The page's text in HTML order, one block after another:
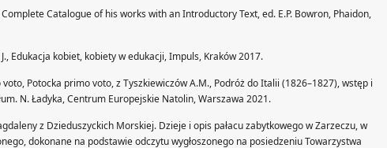
Catalogue of his works with an Introductory Text, ed. E.P. Bowron, Phaidon,
Edukacja kobiet, kobiety w edukacji, Impuls, Kraków 2017.
Potocka primo voto, z Tyszkiewiczów A.M., Podróż do Italii (1826–1827), wstęp i
N. Ładyka, Centrum Europejskie Natolin, Warszawa 2021.
z Dzieduszyckich Morskiej. Dzieje i opis pałacu zabytkowego w Zarzeczu, w
dokonane na podstawie odczytu wygłoszonego na posiedzeniu Towarzystwa